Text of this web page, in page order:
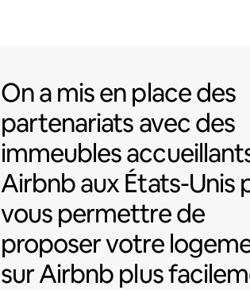
On a mis en place
On a mis en place des
partenariatsavec des
immeubles
Airbnbaux États-Unis
vous permettre de
proposer votre
sur Airbnb plus